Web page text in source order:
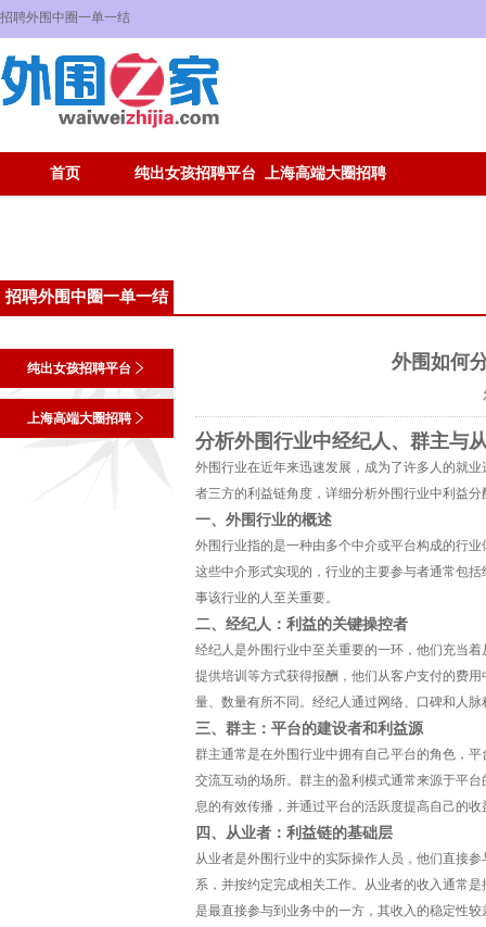
招聘外围中圈一单一结
首页 纯出女孩招聘平台 上海高端大圈招聘
招聘外围中圈一单一结
纯出女孩招聘平台
上海高端大圈招聘
外围如何
分析外围行业中经纪人、群主与
外围行业在近年来迅速发展，成为了许多人的就
者三方的利益链角度，详细分析外围行业中利益分
一、外围行业的概述
外围行业指的是一种由多个中介或平台构成的行
这些中介形式实现的，行业的主要参与者通常包
事该行业的人至关重要。
二、经纪人：利益的关键操控者
经纪人是外围行业中至关重要的一环，他们充当
提供培训等方式获得报酬，他们从客户支付的费
量、数量有所不同。经纪人通过网络、口碑和人
三、群主：平台的建设者和利益源
群主通常是在外围行业中拥有自己平台的角色，
交流互动的场所。群主的盈利模式通常来源于平
息的有效传播，并通过平台的活跃度提高自己的
四、从业者：利益链的基础层
从业者是外围行业中的实际操作人员，他们直接
系，并按约定完成相关工作。从业者的收入通常
是最直接参与到业务中的一方，其收入的稳定性